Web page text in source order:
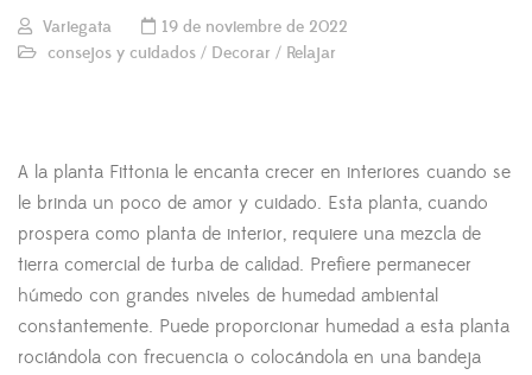
Variegata
19 de noviembre de 2022
consejos y cuidados / Decorar / Relajar
A la planta Fittonia le encanta crecer en interiores cuando se
le brinda un poco de amor y cuidado. Esta planta, cuando
prospera como planta de interior, requiere una mezcla de
tierra comercial de turba de calidad. Prefiere permanecer
húmedo con grandes niveles de humedad ambiental
constantemente. Puede proporcionar humedad a esta planta
rociándola con frecuencia o colocándola en una bandeja